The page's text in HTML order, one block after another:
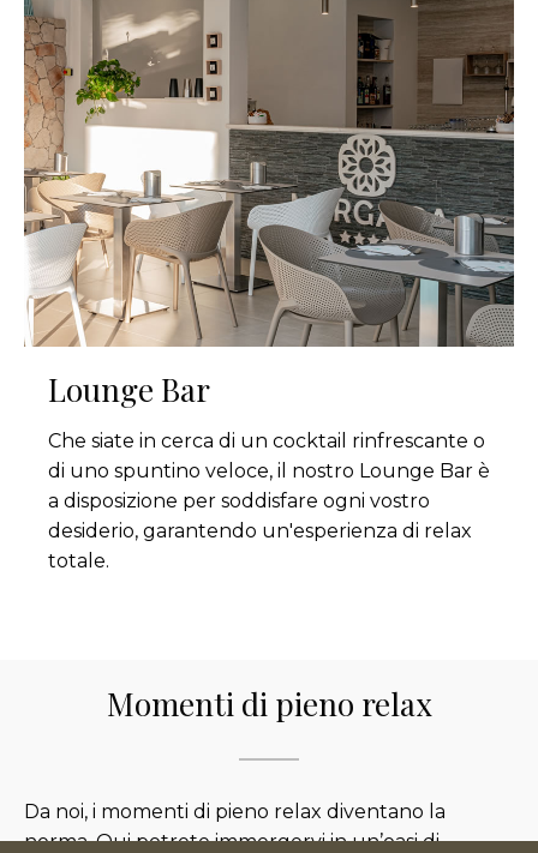
Lounge Bar
Che siate in cerca di un cocktail rinfrescante o
di uno spuntino veloce, il nostro Lounge Bar è
a disposizione per soddisfare ogni vostro
desiderio, garantendo un'esperienza di relax
totale.
Momenti di pieno relax
Da noi, i momenti di pieno relax diventano la
norma. Qui potrete immergervi in un’oasi di